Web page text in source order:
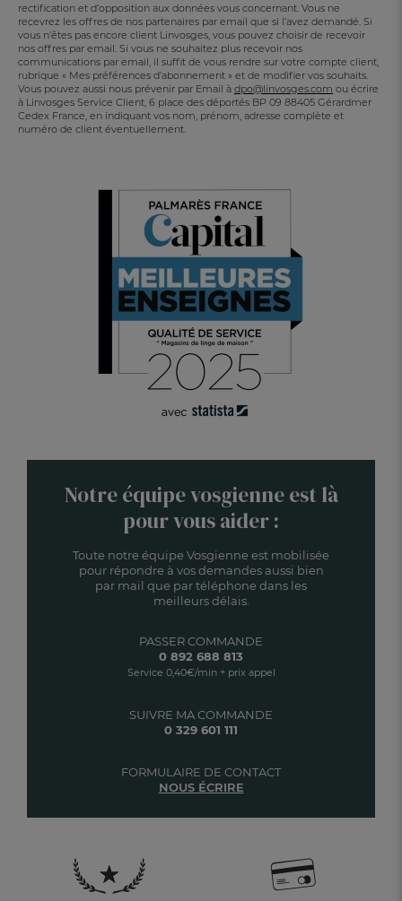
rectification et d’opposition aux données vous concernant. Vous ne
recevrez les offres de nos partenaires par email que si l’avez demandé. Si
vous n’êtes pas encore client Linvosges, vous pouvez choisir de recevoir
nos offres par email. Si vous ne souhaitez plus recevoir nos
communications par email, il suffit de vous rendre sur votre compte client,
rubrique « Mes préférences d’abonnement » et de modifier vos souhaits.
Vous pouvez aussi nous prévenir par Email à dpo@linvosges.com ou écrire
à Linvosges Service Client, 6 place des déportés BP 09 88405 Gérardmer
Cedex France, en indiquant vos nom, prénom, adresse complète et
numéro de client éventuellement.
Notre équipe vosgienne est là
pour vous aider :
Toute notre équipe Vosgienne est mobilisée
pour répondre à vos demandes aussi bien
par mail que par téléphone dans les
meilleurs délais.
SUIVRE MA COMMANDE
0 329 601 111
PASSER COMMANDE
0 892 688 813
Service 0,40€/min + prix appel
FORMULAIRE DE CONTACT
NOUS ÉCRIRE